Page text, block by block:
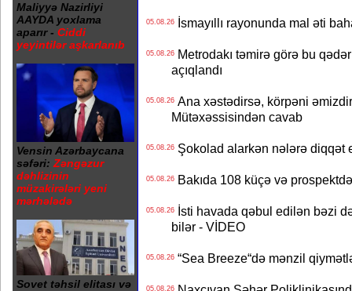
Maliyyə Nazirliyi
AAYDA yoxlama
aparır - Ciddi
yeyintilər aşkarlanıb
Vensin Azərbaycana
səfəri: Zəngəzur
dəhlizinin
müzakirələri yeni
mərhələdə
Sovet təhsil elitası və
05.08.26İsmayıllı rayonunda mal əti
05.08.26Metrodakı təmirə görə bu
açıqlandı
05.08.26Ana xəstədirsə, körpəni
Mütəxəssisindən cavab
05.08.26Şokolad alarkən nələrə diqqət
05.08.26Bakıda 108 küçə və
05.08.26İsti havada qəbul edilən bəzi
bilər - VİDEO
05.08.26“Sea Breeze“də mənzil
05.08.26